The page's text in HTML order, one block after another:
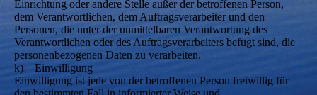
Einrichtung oder andere Stelle außer der betroffenen Person,
dem Verantwortlichen, dem Auftragsverarbeiter und den
Personen, die unter der unmittelbaren Verantwortung des
Verantwortlichen oder des Auftragsverarbeiters befugt sind, die
personenbezogenen Daten zu verarbeiten.
k) Einwilligung
Einwilligung ist jede von der betroffenen Person freiwillig für